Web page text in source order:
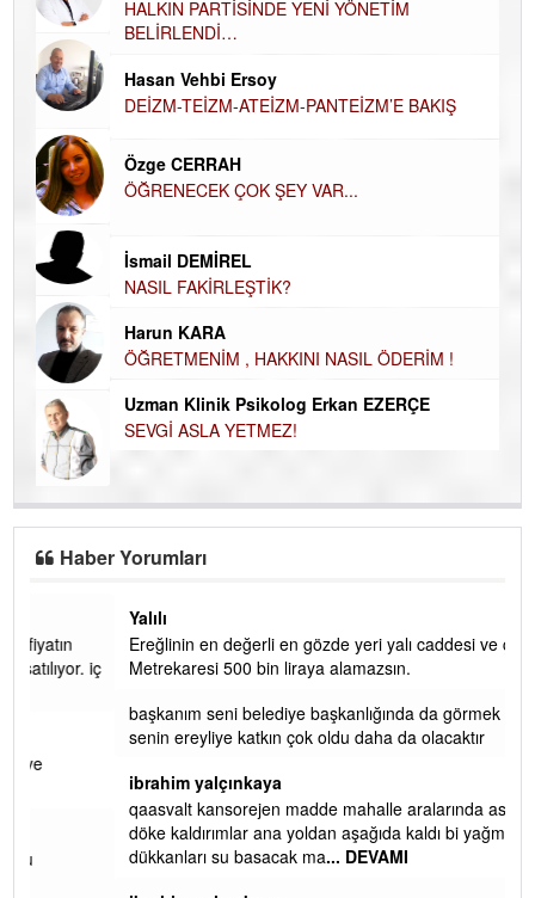
HALKIN PARTİSİNDE YENİ YÖNETİM
BELİRLENDİ…
Hasan Vehbi Ersoy
DEİZM-TEİZM-ATEİZM-PANTEİZM’E BAKIŞ
Özge CERRAH
ÖĞRENECEK ÇOK ŞEY VAR...
İsmail DEMİREL
NASIL FAKİRLEŞTİK?
Harun KARA
ÖĞRETMENİM , HAKKINI NASIL ÖDERİM !
Uzman Klinik Psikolog Erkan EZERÇE
SEVGİ ASLA YETMEZ!
Yalılı
Ereğlinin en değerli en gözde yeri yalı caddesi ve çevresidir.
başkanım seni belediye başkanlığında da görmek isteriz
ibrahim yalçınkaya
qaasvalt kansorejen madde mahalle aralarında asvalt döke
döke kaldırımlar ana yoldan aşağıda kaldı bi yağmurda